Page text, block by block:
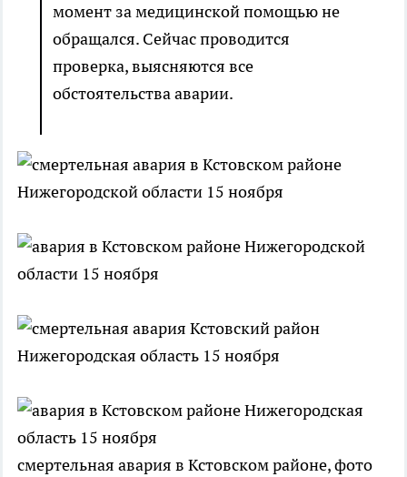
момент за медицинской помощью не
обращался. Сейчас проводится
проверка, выясняются все
обстоятельства аварии.
смертельная авария в Кстовском районе, фото